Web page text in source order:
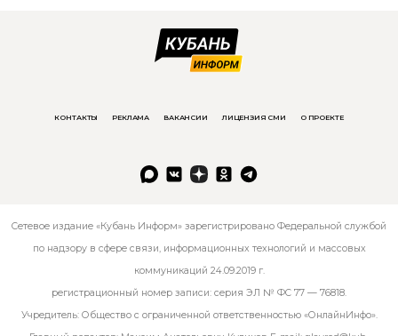
КОНТАКТЫ РЕКЛАМА ВАКАНСИИ ЛИЦЕНЗИЯ СМИ О ПРОЕКТЕ
Сетевое издание «Кубань Информ» зарегистрировано Федеральной службой
по надзору в сфере связи, информационных технологий и массовых
коммуникаций 24.09.2019 г.
регистрационный номер записи: серия ЭЛ № ФС 77 — 76818.
Учредитель: Общество с ограниченной ответственностью «ОнлайнИнфо».